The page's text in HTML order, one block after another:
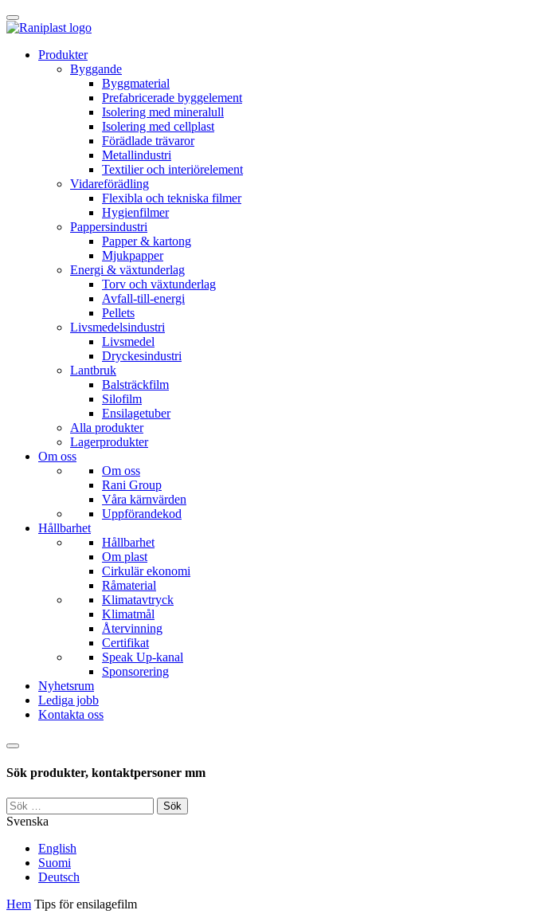
Skip
to
Produkter
Byggande
Byggmaterial
Prefabricerade byggelement
Isolering med mineralull
Isolering med cellplast
Förädlade trävaror
Metallindustri
Textilier och interiörelement
Vidareförädling
Flexibla och tekniska filmer
Hygienfilmer
Pappersindustri
Papper & kartong
Mjukpapper
Energi & växtunderlag
Torv och växtunderlag
Avfall-till-energi
Pellets
Livsmedelsindustri
Livsmedel
Dryckesindustri
Lantbruk
Balsträckfilm
Silofilm
Ensilagetuber
Alla produkter
Lagerprodukter
Om oss
Om oss
Rani Group
Våra kärnvärden
Uppförandekod
Hållbarhet
Hållbarhet
Om plast
Cirkulär ekonomi
Råmaterial
Klimatavtryck
Klimatmål
Återvinning
Certifikat
Speak Up-kanal
Sponsorering
Nyhetsrum
Lediga jobb
Kontakta oss
Sök
Sök produkter, kontaktpersoner mm
Sök
efter:
Svenska
English
Suomi
Deutsch
Hem Tips för ensilagefilm